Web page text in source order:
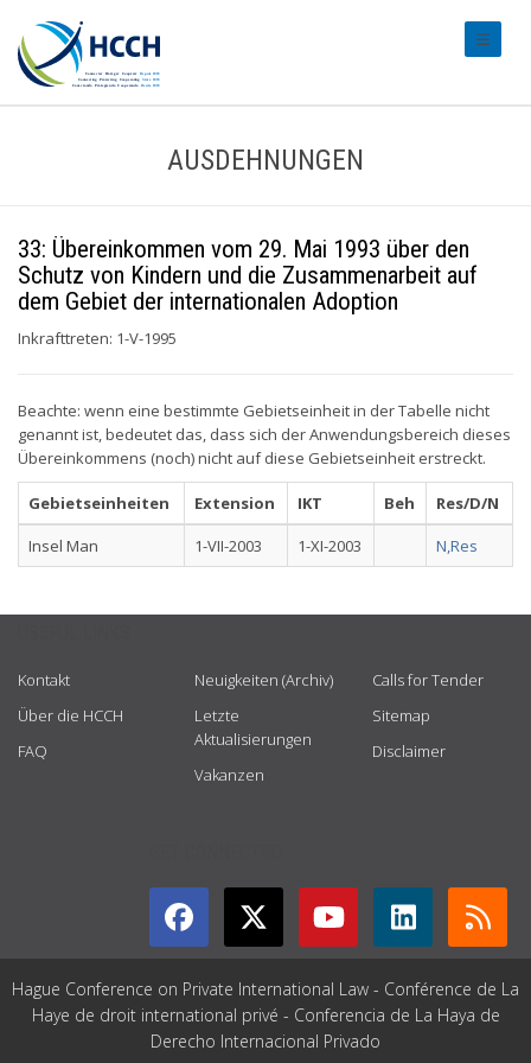
AUSDEHNUNGEN
33: Übereinkommen vom 29. Mai 1993 über den
Schutz von Kindern und die Zusammenarbeit auf
dem Gebiet der internationalen Adoption
Inkrafttreten: 1-V-1995
Beachte: wenn eine bestimmte Gebietseinheit in der Tabelle nicht
genannt ist, bedeutet das, dass sich der Anwendungsbereich dieses
Übereinkommens (noch) nicht auf diese Gebietseinheit erstreckt.
Gebietseinheiten Extension IKT Beh
Res/D/N
Insel Man
1-VII-2003 1-XI-2003 N,Res
Kontakt
Über die HCCH
FAQ
Neuigkeiten (Archiv)
Letzte
Aktualisierungen
Vakanzen
Calls for Tender
Sitemap
Disclaimer
Hague Conference on Private International Law - Conférence de La
Haye de droit international privé - Conferencia de La Haya de
Derecho Internacional Privado